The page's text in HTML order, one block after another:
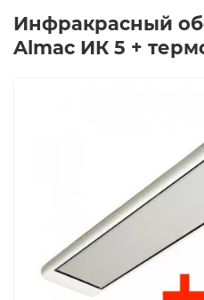
Инфракрасный
Almac ИК 5 +